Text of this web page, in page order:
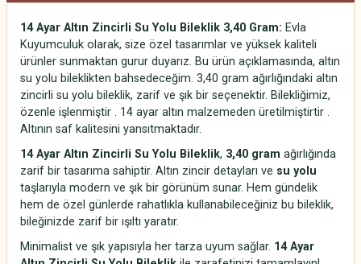
14 Ayar Altın Zincirli Su Yolu Bileklik 3,40 Gram: Evla
Kuyumculuk olarak, size özel tasarımlar ve yüksek kaliteli
ürünler sunmaktan gurur duyarız. Bu ürün açıklamasında, altın
su yolu bileklikten bahsedeceğim. 3,40 gram ağırlığındaki altın
zincirli su yolu bileklik, zarif ve şık bir seçenektir. Bilekliğimiz,
özenle işlenmiştir . 14 ayar altın malzemeden üretilmiştirtir .
Altının saf kalitesini yansıtmaktadır.
14 Ayar Altın Zincirli Su Yolu Bileklik, 3,40 gram ağırlığında
zarif bir tasarıma sahiptir. Altın zincir detayları ve su yolu
taşlarıyla modern ve şık bir görünüm sunar. Hem gündelik
hem de özel günlerde rahatlıkla kullanabileceğiniz bu bileklik,
bileğinizde zarif bir ışıltı yaratır.
Minimalist ve şık yapısıyla her tarza uyum sağlar. 14 Ayar